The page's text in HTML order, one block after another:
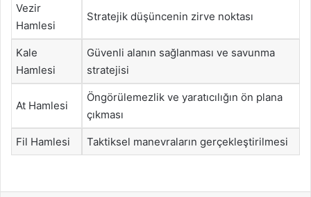
Vezir
Hamlesi
Stratejik düşüncenin zirve noktası
Kale
Hamlesi
Güvenli alanın sağlanması ve savunma
stratejisi
At Hamlesi
Öngörülemezlik ve yaratıcılığın ön plana
çıkması
Fil Hamlesi Taktiksel manevraların gerçekleştirilmesi